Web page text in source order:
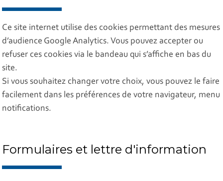
Ce site internet utilise des cookies permettant des mesures
d’audience Google Analytics. Vous pouvez accepter ou
refuser ces cookies via le bandeau qui s’affiche en bas du
site.
Si vous souhaitez changer votre choix, vous pouvez le faire
facilement dans les préférences de votre navigateur, menu
notifications.
Formulaires et lettre d'information